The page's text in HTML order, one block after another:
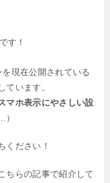
です！
現在公開されている
ています。
マホ表示にやさしい設
ください！
ちらの記事で紹介して